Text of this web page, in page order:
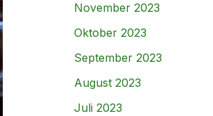
November 2023
Oktober 2023
September 2023
August 2023
Juli 2023